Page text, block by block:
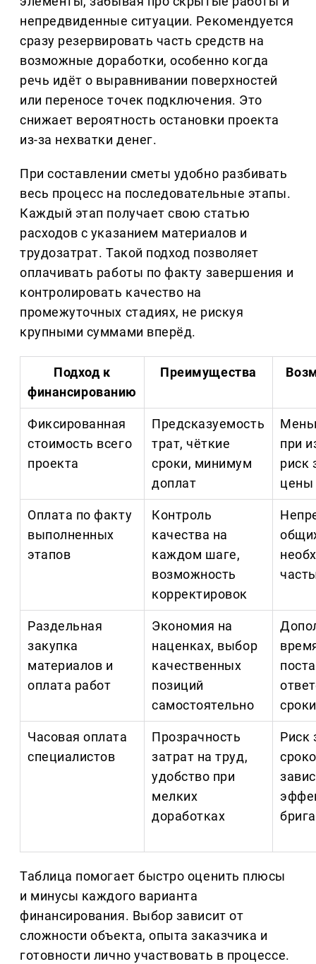
непредвиденные ситуации. Рекомендуется
сразу резервировать часть средств на
возможные доработки, особенно когда
речь идёт о выравнивании поверхностей
или переносе точек подключения. Это
снижает вероятность остановки проекта
из-за нехватки денег.
При составлении сметы удобно разбивать
весь процесс на последовательные этапы.
Каждый этап получает свою статью
расходов с указанием материалов и
трудозатрат. Такой подход позволяет
оплачивать работы по факту завершения и
контролировать качество на
промежуточных стадиях, не рискуя
крупными суммами вперёд.
Подход к
финансированию
Преимущества
Фиксированная
стоимость всего
проекта
Предсказуемость
трат, чёткие
сроки, минимум
доплат
при
риск
цены
Оплата по факту
выполненных
этапов
Контроль
качества на
каждом шаге,
возможность
корректировок
Раздельная
закупка
материалов и
оплата работ
Экономия на
наценках, выбор
качественных
позиций
самостоятельно
Часовая оплата
специалистов
Прозрачность
затрат на труд,
удобство при
мелких
доработках
Риск
Таблица помогает быстро оценить плюсы
и минусы каждого варианта
финансирования. Выбор зависит от
сложности объекта, опыта заказчика и
готовности лично участвовать в процессе.